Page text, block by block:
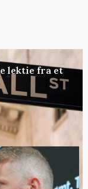
lektie fra et